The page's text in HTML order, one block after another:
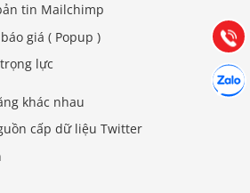
tin Mailchimp
giá ( Popup )
lực
khác nhau
cấp dữ liệu Twitter
Gọi
(028) 22.166.144
Chát